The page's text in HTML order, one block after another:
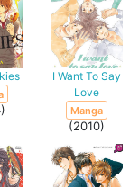
I Want To Say
Love
Manga
(2010)